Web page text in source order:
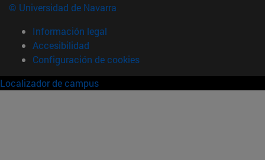
© Universidad de Navarra
Información legal
Accesibilidad
Configuración de cookies
Localizador de campus